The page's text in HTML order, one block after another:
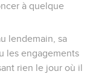
à quelque
lendemain, sa
les engagements
rien le jour où il